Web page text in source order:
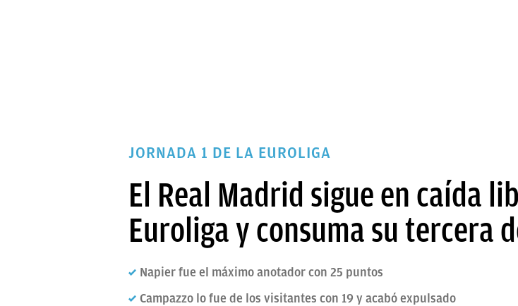
PAPARAZZI
JORNADA 1 DE LA EUROLIGA
El Real Madrid sigue en caída
Euroliga y consuma su tercera
Napier fue el máximo anotador con 25 puntos
Campazzo lo fue de los visitantes con 19 y acabó expulsado